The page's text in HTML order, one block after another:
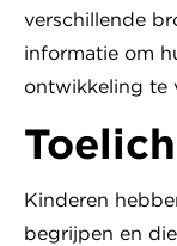
verschillende
informatie om
ontwikkeling te
Kinderen
begrijpen en